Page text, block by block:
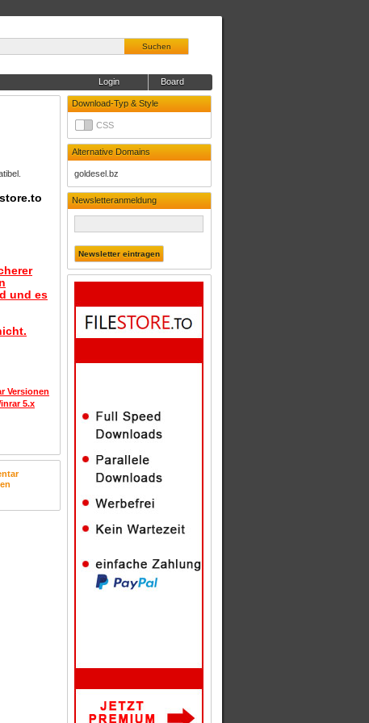
Suchen
Board
Login
Download-Typ & Style
CSS
Alternative Domains
goldesel.bz
Newsletteranmeldung
und es
Versionen
5.x